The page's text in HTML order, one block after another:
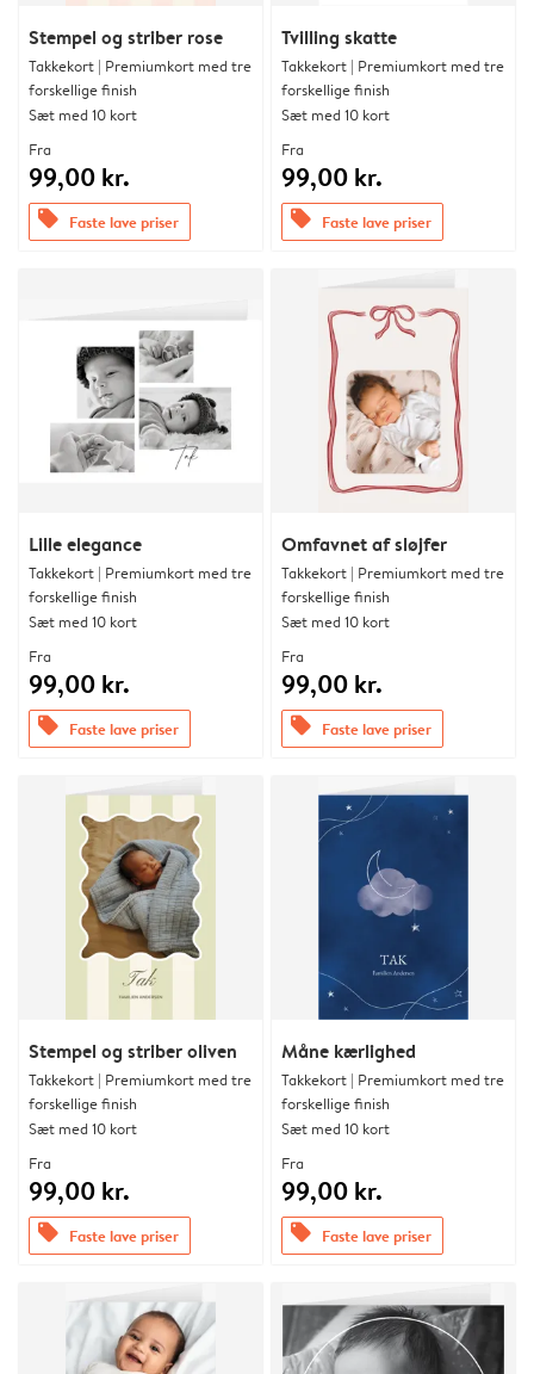
Stempel og striber rose
Takkekort | Premiumkort med tre
forskellige finish
Sæt med 10 kort
Fra
99,00 kr.
offers Faste lave priser
Tvilling skatte
Takkekort | Premiumkort med tre
forskellige finish
Sæt med 10 kort
Fra
99,00 kr.
offers Faste lave priser
Lille elegance
Takkekort | Premiumkort med tre
forskellige finish
Sæt med 10 kort
Fra
99,00 kr.
offers Faste lave priser
Omfavnet af sløjfer
Takkekort | Premiumkort med tre
forskellige finish
Sæt med 10 kort
Fra
99,00 kr.
offers Faste lave priser
Stempel og striber oliven
Takkekort | Premiumkort med tre
forskellige finish
Sæt med 10 kort
Fra
99,00 kr.
offers Faste lave priser
Måne kærlighed
Takkekort | Premiumkort med tre
forskellige finish
Sæt med 10 kort
Fra
99,00 kr.
offers Faste lave priser